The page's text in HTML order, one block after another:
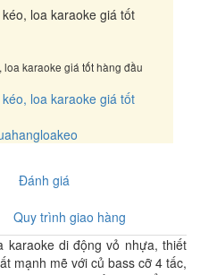
Đánh giá
Quy trình giao hàng
karaoke di động vỏ nhựa, thiết
mạnh mẽ với củ bass cỡ 4 tấc,